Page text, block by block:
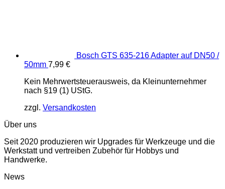
Bosch GTS 635-216 Adapter auf DN50 /
50mm 7,99 €
Kein Mehrwertsteuerausweis, da Kleinunternehmer
nach §19 (1) UStG.
zzgl. Versandkosten
Über uns
Seit 2020 produzieren wir Upgrades für Werkzeuge und die
Werkstatt und vertreiben Zubehör für Hobbys und
Handwerke.
News